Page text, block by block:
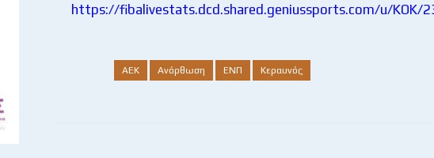
https://fibalivestats.dcd.shared.geniussports.com/u/KOK/
ΑΕΚ Ανόρθωση ΕΝΠ Κεραυνός